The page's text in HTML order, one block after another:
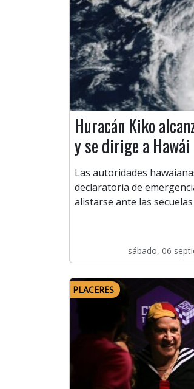
Huracán Kiko
y se dirige a Hawái
Las autoridades
declaratoria de
alistarse ante las
sábado, 06
PLACERES